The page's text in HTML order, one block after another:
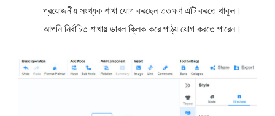
প্রয়োজনীয় সংখ্যক শাখা যোগ করছেন ততক্ষণ এটি করতে থাকুন।
আপনি নির্বাচিত শাখায় ডাবল ক্লিক করে পাঠ্য যোগ করতে পারেন।